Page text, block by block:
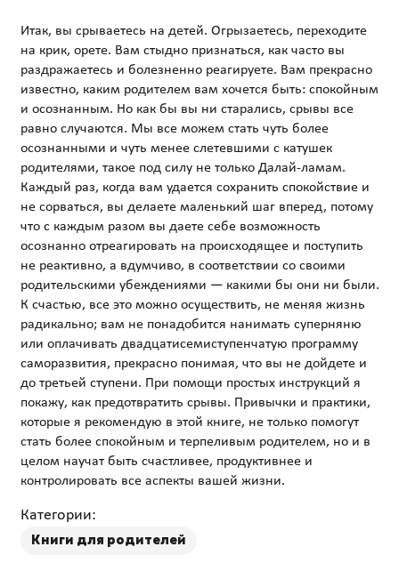
Итак, вы срываетесь на детей. Огрызаетесь, переходите
на крик, орете. Вам стыдно признаться, как часто вы
раздражаетесь и болезненно реагируете. Вам прекрасно
известно, каким родителем вам хочется быть: спокойным
и осознанным. Но как бы вы ни старались, срывы все
равно случаются. Мы все можем стать чуть более
осознанными и чуть менее слетевшими с катушек
родителями, такое под силу не только Далай-ламам.
Каждый раз, когда вам удается сохранить спокойствие и
не сорваться, вы делаете маленький шаг вперед, потому
что с каждым разом вы даете себе возможность
осознанно отреагировать на происходящее и поступить
не реактивно, а вдумчиво, в соответствии со своими
родительскими убеждениями — какими бы они ни были.
К счастью, все это можно осуществить, не меняя жизнь
радикально; вам не понадобится нанимать суперняню
или оплачивать двадцатисемиступенчатую программу
саморазвития, прекрасно понимая, что вы не дойдете и
до третьей ступени. При помощи простых инструкций я
покажу, как предотвратить срывы. Привычки и практики,
которые я рекомендую в этой книге, не только помогут
стать более спокойным и терпеливым родителем, но и в
целом научат быть счастливее, продуктивнее и
Категории:
Книги для родителей